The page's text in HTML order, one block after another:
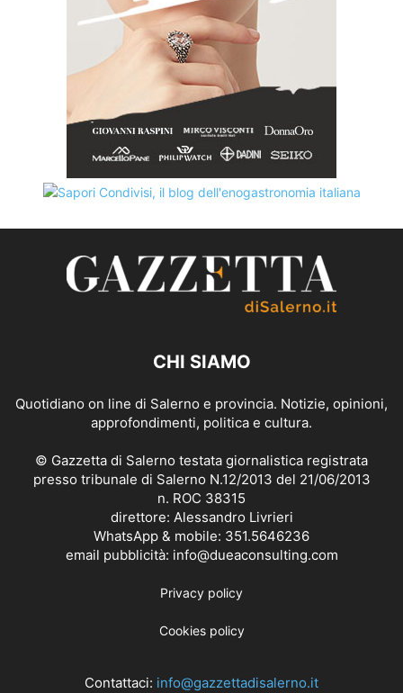
CHI SIAMO
Quotidiano on line di Salerno e provincia. Notizie, opinioni,
approfondimenti, politica e cultura.
© Gazzetta di Salerno testata giornalistica registrata
presso tribunale di Salerno N.12/2013 del 21/06/2013
n. ROC 38315
direttore: Alessandro Livrieri
WhatsApp & mobile: 351.5646236
email pubblicità: info@dueaconsulting.com
Privacy policy
Cookies policy
Contattaci: info@gazzettadisalerno.it